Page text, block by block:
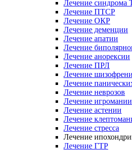
Лечение синдрома
Лечение ПТСР
Лечение ОКР
Лечение деменции
Лечение апатии
Лечение
Лечение анорексии
Лечение ПРЛ
Лечение
Лечение
Лечение неврозов
Лечение игромании
Лечение астении
Лечение
Лечение стресса
Лечение
Лечение ГТР